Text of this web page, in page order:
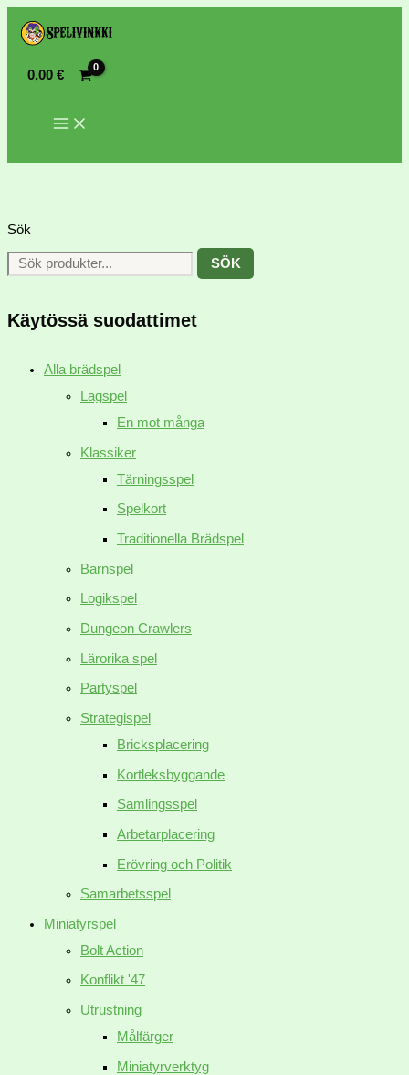
0,00€
Sök
SÖK
Käytössä suodattimet
Alla brädspel
Lagspel
En mot många
Klassiker
Tärningsspel
Spelkort
Traditionella Brädspel
Barnspel
Logikspel
Dungeon Crawlers
Lärorika spel
Partyspel
Strategispel
Bricksplacering
Kortleksbyggande
Samlingsspel
Arbetarplacering
Erövring och Politik
Samarbetsspel
Miniatyrspel
Bolt Action
Konflikt '47
Utrustning
Målfärger
Miniatyrverktyg